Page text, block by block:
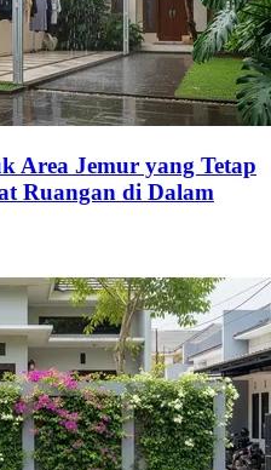
Area Jemur yang Tetap
Ruangan di Dalam